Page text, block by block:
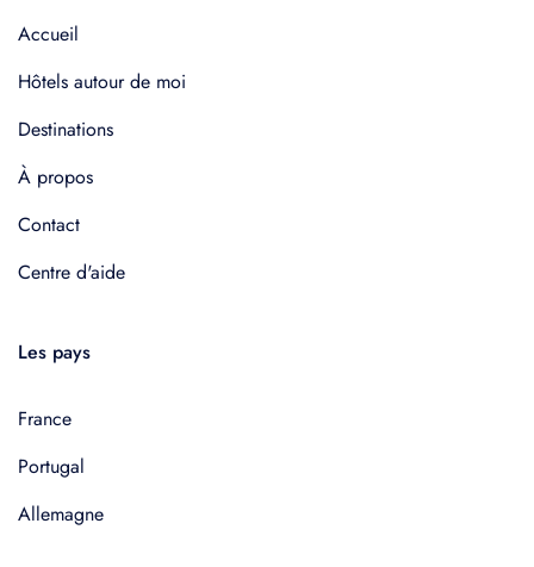
Accueil
Hôtels autour de moi
Destinations
À propos
Contact
Centre d'aide
Les pays
France
Portugal
Allemagne